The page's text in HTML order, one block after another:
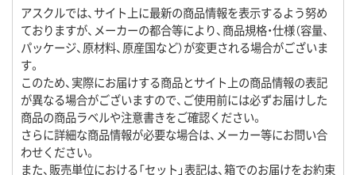
アスクルでは、サイト上に最新の商品情報を表示するよう努め
ておりますが、メーカーの都合等により、商品規格・仕様（容量、
パッケージ、原材料、原産国など）が変更される場合がございま
す。
このため、実際にお届けする商品とサイト上の商品情報の表記
が異なる場合がございますので、ご使用前には必ずお届けした
商品の商品ラベルや注意書きをご確認ください。
さらに詳細な商品情報が必要な場合は、メーカー等にお問い合
わせください。
また、販売単位における「セット」表記は、箱でのお届けをお約束